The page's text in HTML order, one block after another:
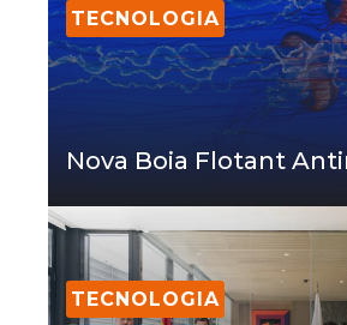
TECNOLOGIA
Nova Boia Flotant
TECNOLOGIA